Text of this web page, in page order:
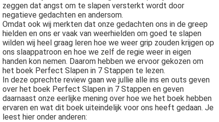
zeggen dat angst om te slapen versterkt wordt door
negatieve gedachten en andersom.
Omdat ook wij merkten dat onze gedachten ons in de greep
hielden en ons er vaak van weerhielden om goed te slapen
wilden wij heel graag leren hoe we weer grip zouden krijgen op
ons slaappatroon en hoe we zelf de regie weer in eigen
handen kon nemen. Daarom hebben we ervoor gekozen om
het boek Perfect Slapen in 7 Stappen te lezen.
In deze oprechte review gaan we jullie alle ins en outs geven
over het boek Perfect Slapen in 7 Stappen en geven
daarnaast onze eerlijke mening over hoe we het boek hebben
ervaren en wat dit boek uiteindelijk voor ons heeft gedaan. Je
leest hier onder anderen: